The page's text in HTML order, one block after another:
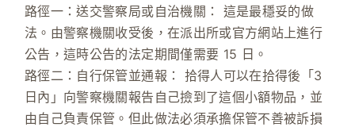
路徑一：送交警察局或自治機關：
這是最穩妥的做
法。由警察機關收受後，在派出所或官方網站上進行
公告，這時公告的法定期間僅需要 15 日 。
路徑二：自行保管並通報：
拾得人可以在拾得後「3
日內」向警察機關報告自己撿到了這個小額物品，並
由自己負責保管。但此做法必須承擔保管不善被訴損